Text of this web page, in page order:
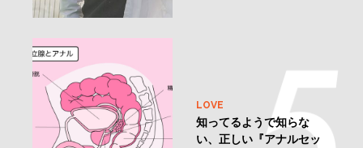
LOVE
知ってるようで知らな
い、正しい『アナルセッ